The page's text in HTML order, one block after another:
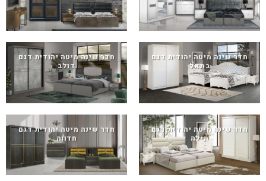
חדר שינה מיטה יהודית דגם
בתאל
חדר שינה מיטה יהודית דגם
דולב
חדר שינה מיטה יהודית דגם
הילה
חדר שינה מיטה יהודית דגם
חדווה